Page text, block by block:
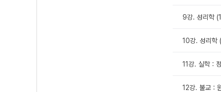
9강. 성리학
10강. 성리학
11강. 실학 :
12강. 불교 :